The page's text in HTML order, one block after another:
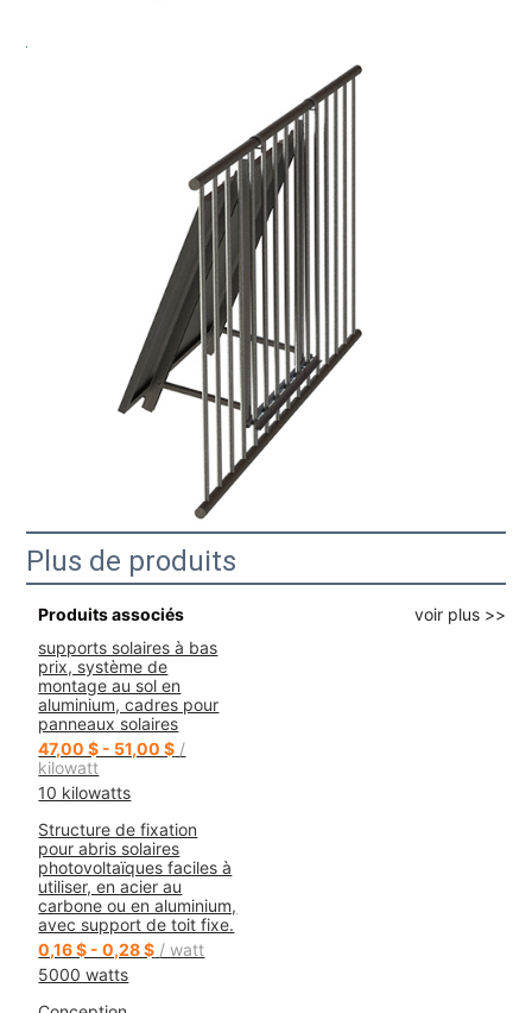
Plus de produits
voir plus >>
Produits associés
supports solaires à bas
prix, système de
montage au sol en
aluminium, cadres pour
panneaux solaires
47,00 $ - 51,00 $ /
kilowatt
10 kilowatts
Structure de fixation
pour abris solaires
photovoltaïques faciles à
utiliser, en acier au
carbone ou en aluminium,
avec support de toit fixe.
0,16 $ - 0,28 $ / watt
5000 watts